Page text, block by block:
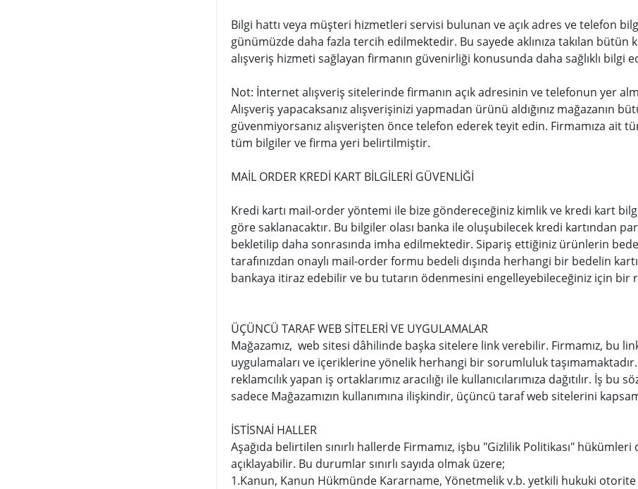
Bilgi hattı veya müşteri hizmetleri servisi bulunan ve açık adres ve telefon
günümüzde daha fazla tercih edilmektedir. Bu sayede aklınıza takılan
alışveriş hizmeti sağlayan firmanın güvenirliği konusunda daha sağlıklı bilgi
Not: İnternet alışveriş sitelerinde firmanın açık adresinin ve telefonun yer
Alışveriş yapacaksanız alışverişinizi yapmadan ürünü aldığınız mağazanın
güvenmiyorsanız alışverişten önce telefon ederek teyit edin. Firmamıza ait
tüm bilgiler ve firma yeri belirtilmiştir.
MAİL ORDER KREDİ KART BİLGİLERİ GÜVENLİĞİ
Kredi kartı mail-order yöntemi ile bize göndereceğiniz kimlik ve kredi kart
göre saklanacaktır. Bu bilgiler olası banka ile oluşubilecek kredi kartından
bekletilip daha sonrasında imha edilmektedir. Sipariş ettiğiniz ürünlerin
tarafınızdan onaylı mail-order formu bedeli dışında herhangi bir bedelin
bankaya itiraz edebilir ve bu tutarın ödenmesini engelleyebileceğiniz için bir
ÜÇÜNCÜ TARAF WEB SİTELERİ VE UYGULAMALAR
Mağazamız, web sitesi dâhilinde başka sitelere link verebilir. Firmamız, bu
uygulamaları ve içeriklerine yönelik herhangi bir sorumluluk
reklamcılık yapan iş ortaklarımız aracılığı ile kullanıcılarımıza dağıtılır. İş
sadece Mağazamızın kullanımına ilişkindir, üçüncü taraf web sitelerini
İSTİSNAİ HALLER
Aşağıda belirtilen sınırlı hallerde Firmamız, işbu "Gizlilik Politikası"
açıklayabilir. Bu durumlar sınırlı sayıda olmak üzere;
1.Kanun, Kanun Hükmünde Kararname, Yönetmelik v.b. yetkili hukuki